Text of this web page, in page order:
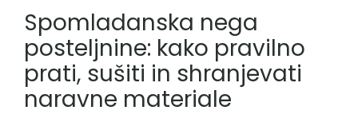
Spomladanska nega
posteljnine: kako pravilno
prati, sušiti in shranjevati
naravne materiale